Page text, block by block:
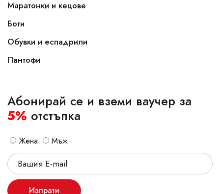
Маратонки и кецове
Боти
Обувки и еспадрили
Пантофи
Абонирай се и вземи ваучер за
5% отстъпка
Жена Мъж
Изпрати